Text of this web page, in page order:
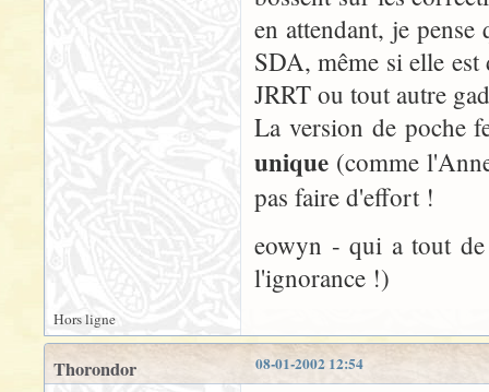
en attendant, je
SDA, même si elle
JRRT ou tout autre
La version de poche
unique (comme
pas faire d'effort !
eowyn - qui a tout
l'ignorance !)
Hors ligne
08-01-2002 12:54
Thorondor